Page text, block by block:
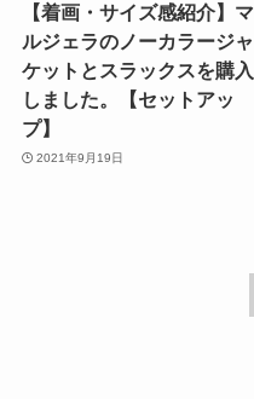
【着画・サイズ感紹介】マ
ルジェラのノーカラージャ
ケットとスラックスを購入
しました。【セットアッ
プ】
2021年9月19日